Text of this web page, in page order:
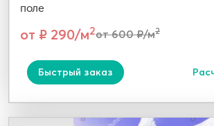
поле
от ₽ 290/м2от 600 ₽/м2
Быстрый заказ